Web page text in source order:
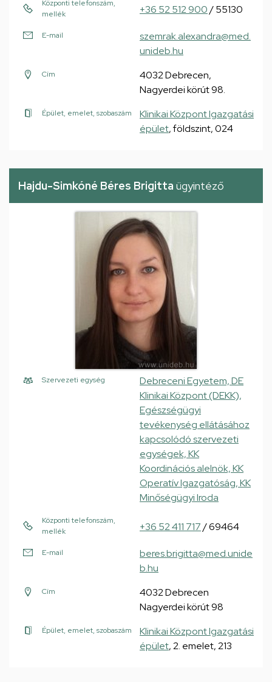
Központi telefonszám,
mellék
+36 52 512 900/ 55130
E-mail
szemrak.alexandra@med.
unideb.hu
Cím
4032 Debrecen,
Nagyerdei körút 98.
Épület, emelet, szobaszám
Klinikai Központ Igazgatási
épület, földszint, 024
Hajdu-Simkóné Béres Brigitta ügyintéző
Szervezeti egység
Debreceni Egyetem, DE
Klinikai Központ (DEKK),
Egészségügyi
tevékenység ellátásához
kapcsolódó szervezeti
egységek, KK
Koordinációs alelnök, KK
Operatív Igazgatóság, KK
Minőségügyi Iroda
Központi telefonszám,
mellék
+36 52 411 717/ 69464
E-mail
beres.brigitta@med.unide
b.hu
Cím
4032 Debrecen
Nagyerdei körút 98
Épület, emelet, szobaszám
Klinikai Központ Igazgatási
épület, 2. emelet, 213